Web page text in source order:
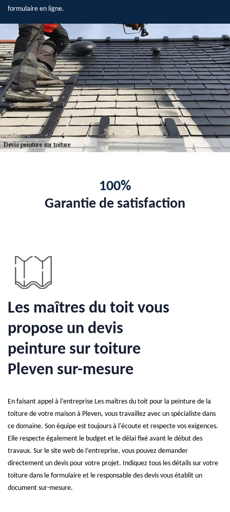
formulaire en ligne.
100%
Garantie de satisfaction
Les maîtres du toit vous
propose un devis
peinture sur toiture
Pleven sur-mesure
En faisant appel à l’entreprise Les maîtres du toit pour la peinture de la
toiture de votre maison à Pleven, vous travaillez avec un spécialiste dans
ce domaine. Son équipe est toujours à l'écoute et respecte vos exigences.
Elle respecte également le budget et le délai fixé avant le début des
travaux. Sur le site web de l’entreprise, vous pouvez demander
directement un devis pour votre projet. Indiquez tous les détails sur votre
toiture dans le formulaire et le responsable des devis vous établit un
document sur-mesure.